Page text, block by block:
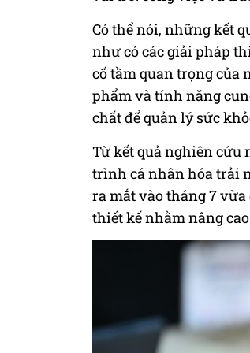
Có thể nói, những kết
như có các giải pháp
cố tầm quan trọng của
phẩm và tính năng
chất để quản lý sức
Từ kết quả nghiên cứu
trình cá nhân hóa trải
ra mắt vào tháng 7
thiết kế nhằm nâng